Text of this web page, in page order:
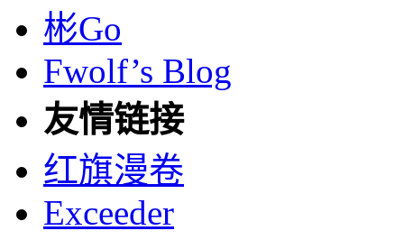
彬Go
Fwolf’s Blog
友情链接
红旗漫卷
Exceeder